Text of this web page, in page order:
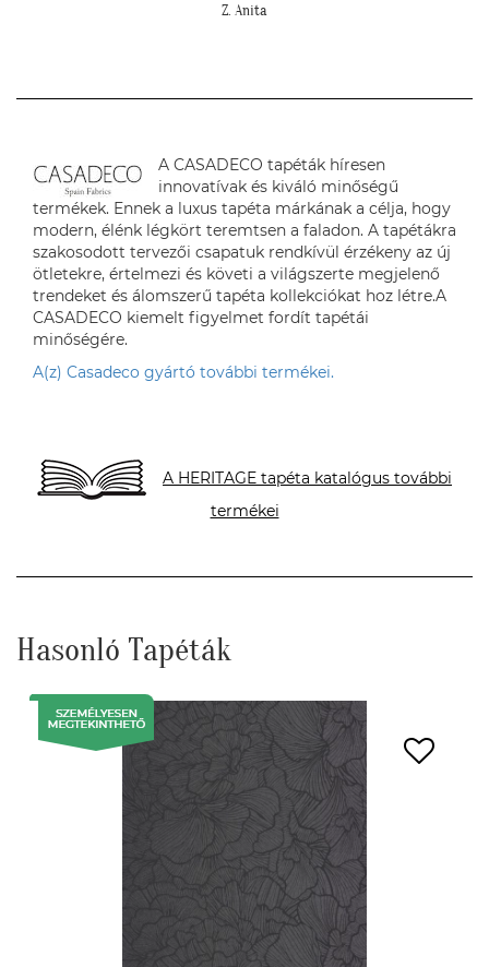
R. Viktória
A CASADECO tapéták híresen
innovatívak és kiváló minőségű
termékek. Ennek a luxus tapéta márkának a célja, hogy
modern, élénk légkört teremtsen a faladon. A tapétákra
szakosodott tervezői csapatuk rendkívül érzékeny az új
ötletekre, értelmezi és követi a világszerte megjelenő
trendeket és álomszerű tapéta kollekciókat hoz létre.A
CASADECO kiemelt figyelmet fordít tapétái
minőségére.
A(z) Casadeco gyártó további termékei.
A HERITAGE tapéta katalógus további
termékei
Hasonló Tapéták